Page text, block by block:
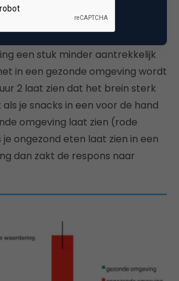
niveau een duivels dilemma.
dieper dan zie je dat
een stuk minder aantrekkelijk
in een gezonde omgeving wordt
2 laat zien dat het brein sterk
je snacks in een voor de hand
omgeving laat zien (rode
ongezond eten laat zien in een
dan zakt de respons naar